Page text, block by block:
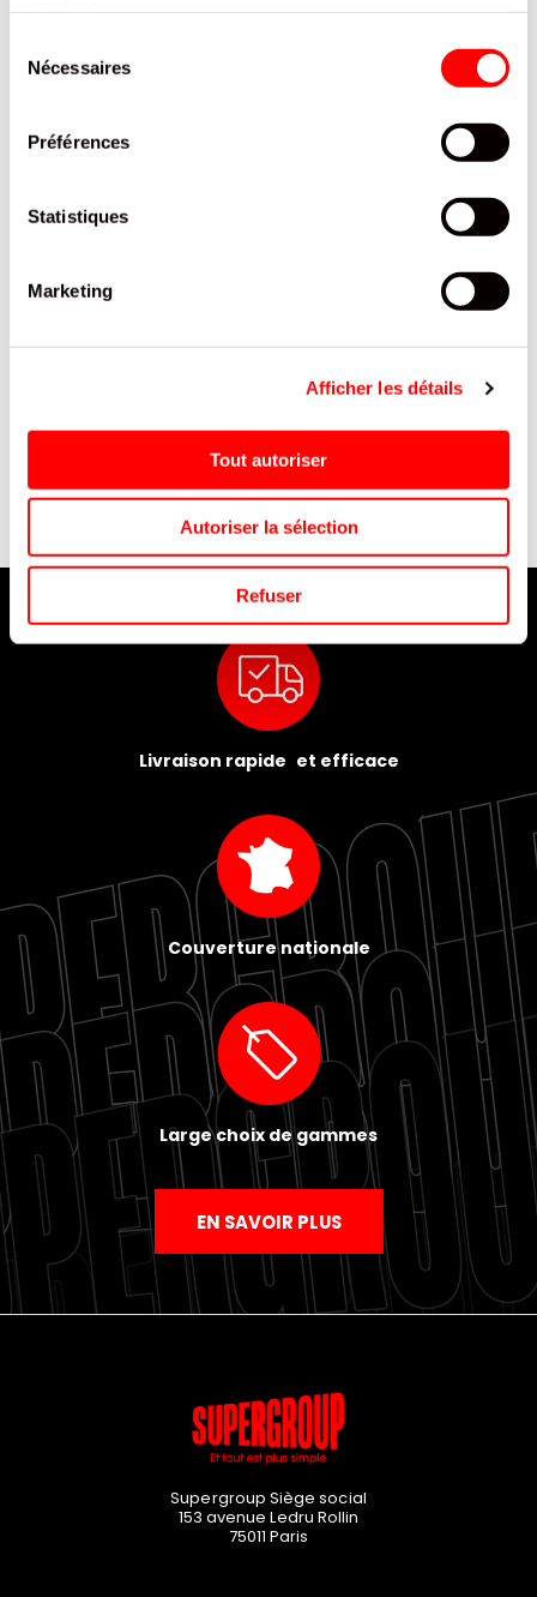
Nécessaires
Préférences
Statistiques
Marketing
Afficher les détails
Tout autoriser
Autoriser la sélection
Refuser
INTERESSER
SOUR SHOK ELECTROMIX
Livraison rapide et efficace
Couverture nationale
Large choix de gammes
EN SAVOIR PLUS
Supergroup Siège social
153 avenue Ledru Rollin
75011 Paris